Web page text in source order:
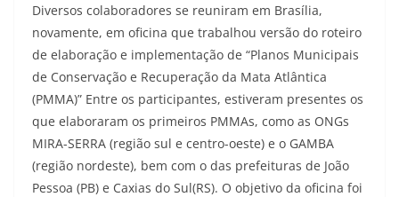
Diversos colaboradores se reuniram em Brasília,
novamente, em oficina que trabalhou versão do roteiro
de elaboração e implementação de “Planos Municipais
de Conservação e Recuperação da Mata Atlântica
(PMMA)” Entre os participantes, estiveram presentes os
que elaboraram os primeiros PMMAs, como as ONGs
MIRA-SERRA (região sul e centro-oeste) e o GAMBA
(região nordeste), bem com o das prefeituras de João
Pessoa (PB) e Caxias do Sul(RS). O objetivo da oficina foi